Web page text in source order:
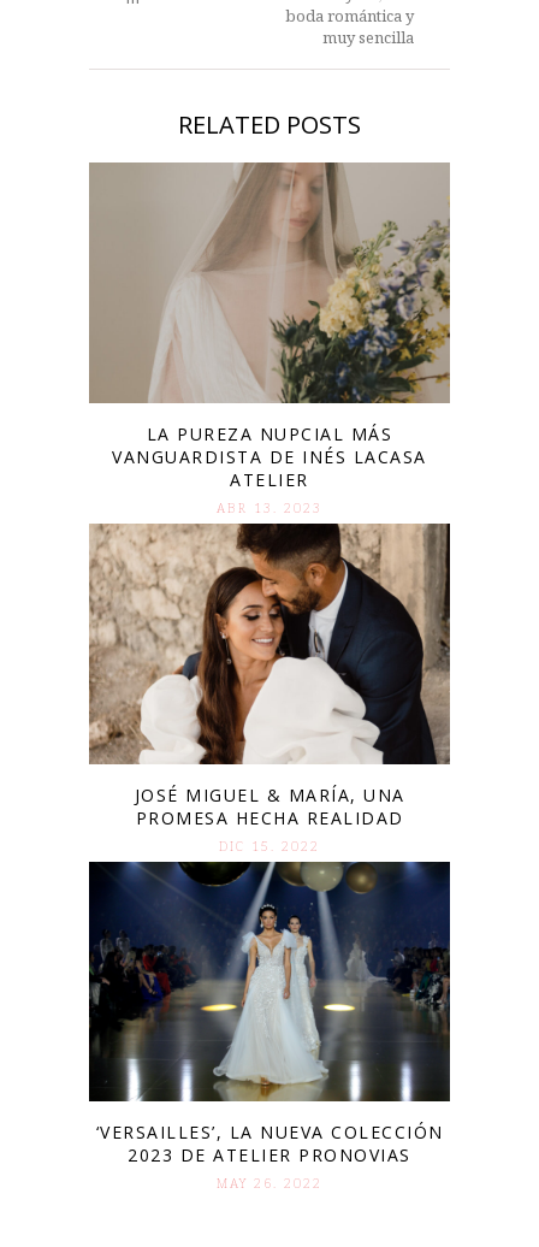
boda romántica y
muy sencilla
RELATED POSTS
LA PUREZA NUPCIAL MÁS
VANGUARDISTA DE INÉS LACASA
ATELIER
ABR 13. 2023
JOSÉ MIGUEL & MARÍA, UNA
PROMESA HECHA REALIDAD
DIC 15. 2022
‘VERSAILLES’, LA NUEVA COLECCIÓN
2023 DE ATELIER PRONOVIAS
MAY 26. 2022